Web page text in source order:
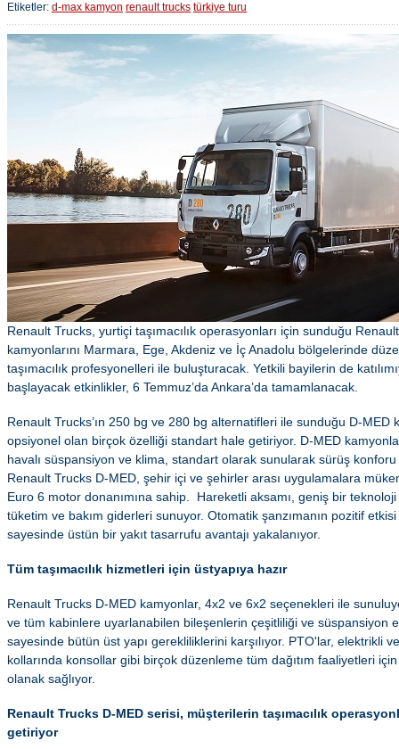
Etiketler: d-max kamyon renault trucks türkiye turu
Renault Trucks, yurtiçi taşımacılık operasyonları için sunduğu
kamyonlarını Marmara, Ege, Akdeniz ve İç Anadolu bölgelerinde
taşımacılık profesyonelleri ile buluşturacak. Yetkili bayilerin de
başlayacak etkinlikler, 6 Temmuz’da Ankara’da tamamlanacak.
Renault Trucks’ın 250 bg ve 280 bg alternatifleri ile sunduğu D-MED
opsiyonel olan birçok özelliği standart hale getiriyor. D-MED
havalı süspansiyon ve klima, standart olarak sunularak sürüş konforu
Renault Trucks D-MED, şehir içi ve şehirler arası uygulamalara
Euro 6 motor donanımına sahip. Hareketli aksamı, geniş bir
tüketim ve bakım giderleri sunuyor. Otomatik şanzımanın pozitif
sayesinde üstün bir yakıt tasarrufu avantajı yakalanıyor.
Tüm taşımacılık hizmetleri için üstyapıya hazır
Renault Trucks D-MED kamyonlar, 4x2 ve 6x2 seçenekleri ile
ve tüm kabinlere uyarlanabilen bileşenlerin çeşitliliği ve süspansiyon
sayesinde bütün üst yapı gerekliliklerini karşılıyor. PTO'lar, elektrikli
kollarında konsollar gibi birçok düzenleme tüm dağıtım faaliyetleri
olanak sağlıyor.
Renault Trucks D-MED serisi, müşterilerin taşımacılık
getiriyor